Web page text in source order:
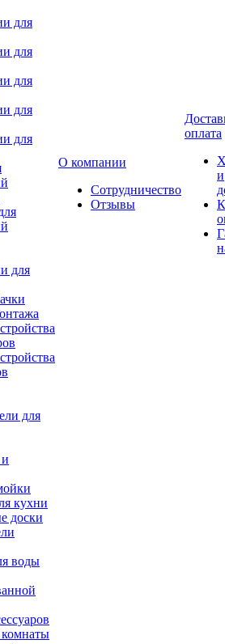
для
для
для
для
для
для
для
кухни
доски
воды
О компании
Сотрудничество
Отзывы
оплата
и